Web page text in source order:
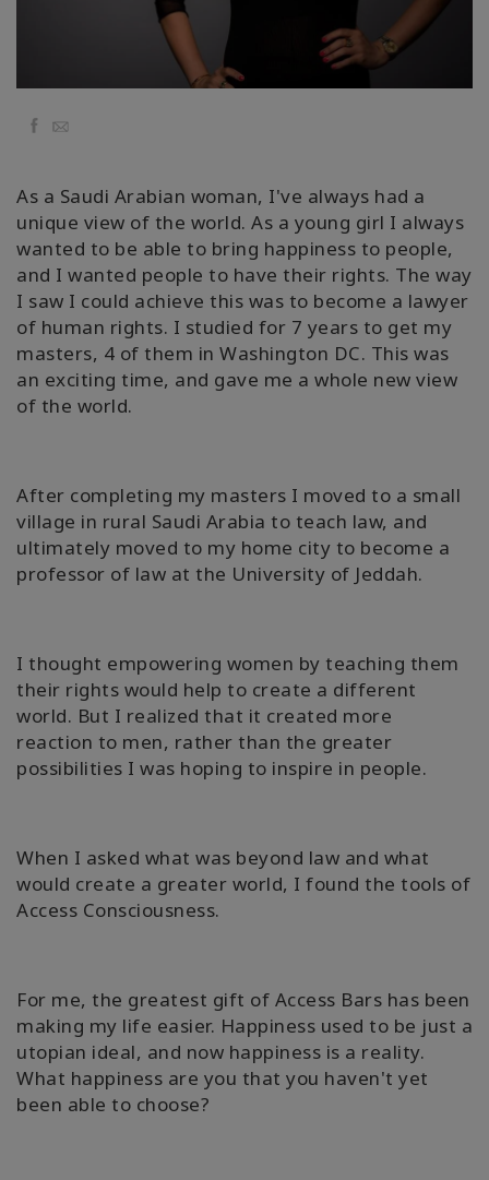
Facilitateurs
More
Actualités
CONTACT
Facebook
Email
As a Saudi Arabian woman, I've always had a
unique view of the world. As a young girl I always
wanted to be able to bring happiness to people,
and I wanted people to have their rights. The way
I saw I could achieve this was to become a lawyer
of human rights. I studied for 7 years to get my
masters, 4 of them in Washington DC. This was
an exciting time, and gave me a whole new view
of the world.
After completing my masters I moved to a small
village in rural Saudi Arabia to teach law, and
ultimately moved to my home city to become a
professor of law at the University of Jeddah.
I thought empowering women by teaching them
their rights would help to create a different
world. But I realized that it created more
reaction to men, rather than the greater
possibilities I was hoping to inspire in people.
When I asked what was beyond law and what
would create a greater world, I found the tools of
Access Consciousness.
For me, the greatest gift of Access Bars has been
making my life easier. Happiness used to be just a
utopian ideal, and now happiness is a reality.
What happiness are you that you haven't yet
been able to choose?